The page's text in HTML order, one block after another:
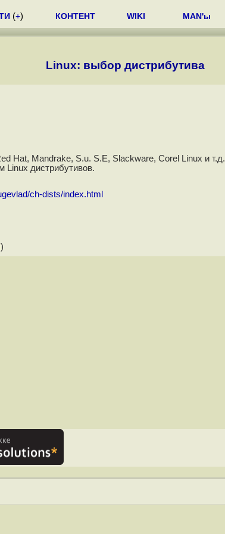
(+) КОНТЕНТ WIKI MAN'ы
Linux: выбор дистрибутива
Hat, Mandrake, S.u. S.E, Slackware, Corel Linux и т.д.
Linux дистрибутивов.
ch-dists/index.html
)